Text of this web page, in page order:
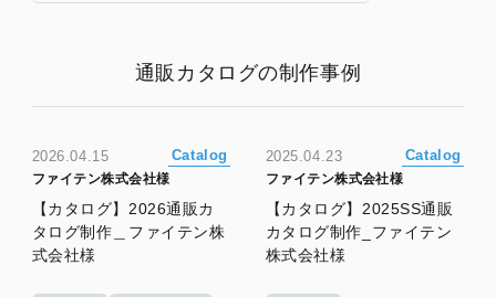
通販カタログの制作事例
2026.04.15 Catalog
ファイテン株式会社様
【カタログ】2026通販カ
タログ制作＿ファイテン株
式会社様
2025.04.23 Catalog
ファイテン株式会社様
【カタログ】2025SS通販
カタログ制作_ファイテン
株式会社様